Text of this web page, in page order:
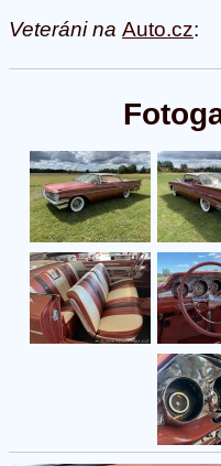
Veteráni na Auto.cz: